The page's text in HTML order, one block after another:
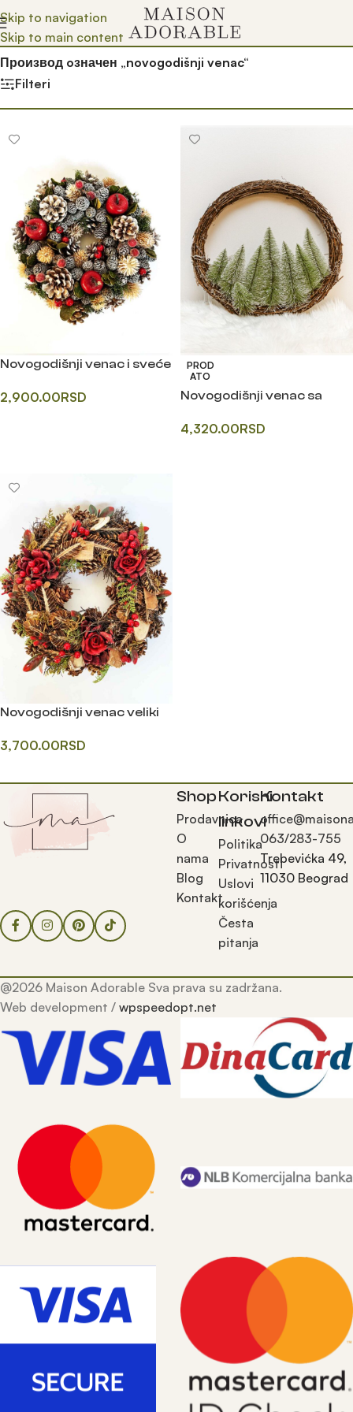
Skip to navigation
Skip to main content
Почетна/Prodavnica/
Производ oзначен „novogodišnji venac“
Filteri
Novogodišnji venac i sveće
2,900.00RSD
PROD
ATO
Novogodišnji venac sa
4,320.00RSD
Novogodišnji venac veliki
3,700.00RSD
Shop
Prodavnica
O
nama
Blog
Kontakt
Korisni
linkovi
Politika
Privatnosti
Uslovi
korišćenja
Česta
pitanja
Kontakt
063/283-755
Trebevićka 49,
11030 Beograd
@2026 Maison Adorable Sva prava su zadržana.
Web development / wpspeedopt.net